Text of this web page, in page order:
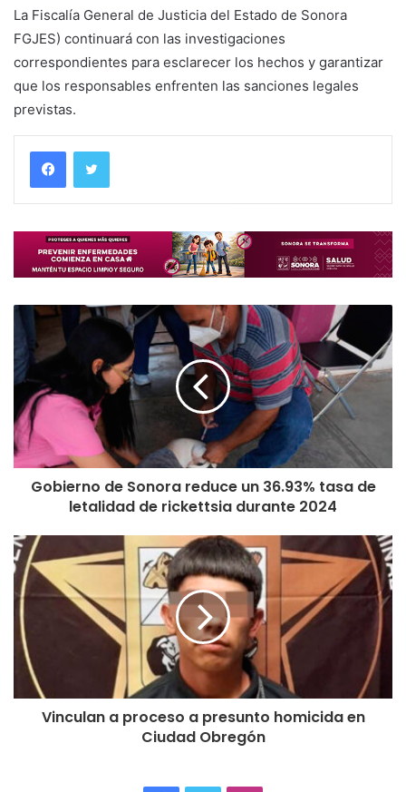
La Fiscalía General de Justicia del Estado de Sonora
FGJES) continuará con las investigaciones
correspondientes para esclarecer los hechos y garantizar
que los responsables enfrenten las sanciones legales
previstas.
Gobierno de Sonora reduce un 36.93% tasa de
letalidad de rickettsia durante 2024
Vinculan a proceso a presunto homicida en
Ciudad Obregón